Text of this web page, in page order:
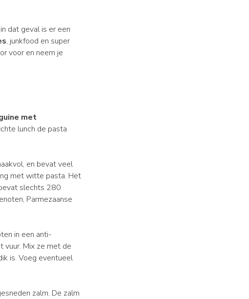
dat geval is er een
, junkfood en super
voor en neem je
met
lunch de pasta
en bevat veel
met witte pasta. Het
slechts 280
Parmezaanse
in een anti-
vuur. Mix ze met de
is. Voeg eventueel
zalm. De zalm